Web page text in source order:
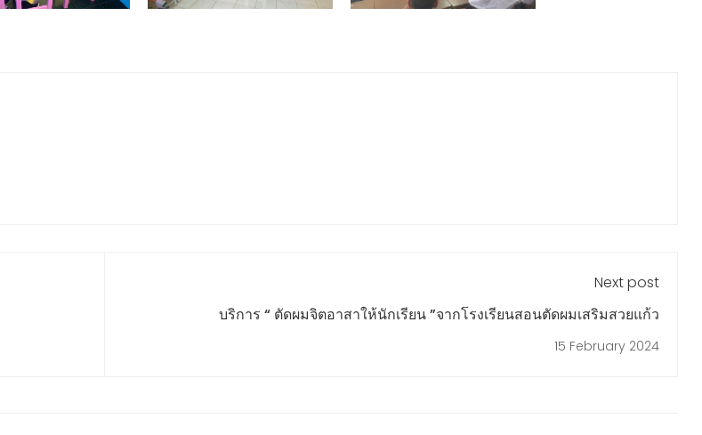
Next post
บริการ “ ตัดผมจิตอาสาให้นักเรียน ”จากโรงเรียนสอนตัดผมเสริมสวยแก้ว
15 February 2024